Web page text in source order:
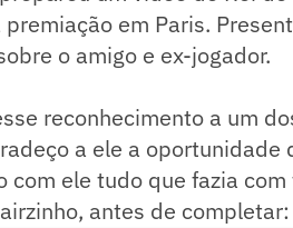
em Paris.
o amigo e ex-jogador.
reconhecimento a um
a ele a oportunidade
com ele tudo que fazia
antes de completar: